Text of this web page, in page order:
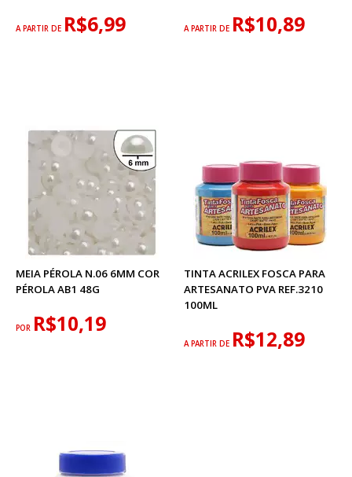
A PARTIR DE R$6,99 A PARTIR DE R$10,89
MEIA PÉROLA N.06 6MM COR
PÉROLA AB1 48G
POR R$10,19
TINTA ACRILEX FOSCA PARA
ARTESANATO PVA REF.3210
100ML
A PARTIR DE R$12,89